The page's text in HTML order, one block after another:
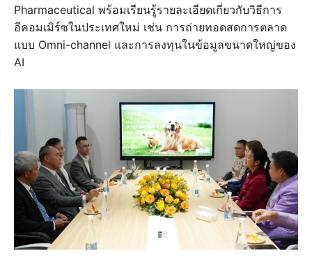
Pharmaceutical พร้อมเรียนรู้รายละเอียดเกี่ยวกับวิธีการ
อีคอมเมิร์ซในประเทศใหม่ เช่น การถ่ายทอดสดการตลาด
แบบ Omni-channel และการลงทุนในข้อมูลขนาดใหญ่ของ
AI